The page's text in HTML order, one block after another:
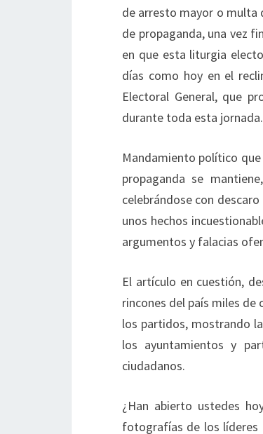
de arresto mayor o multa
de propaganda, una vez
en que esta liturgia
días como hoy en el
Electoral General, que
durante toda esta jornada.
Mandamiento político
propaganda se
celebrándose con
unos hechos
argumentos y falacias
El artículo en cuestión,
rincones del país miles
los partidos, mostrando
los ayuntamientos y
ciudadanos.
¿Han abierto ustedes
fotografías de los líderes